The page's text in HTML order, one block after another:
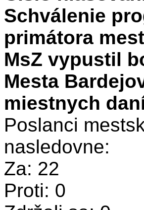
Schválenie
primátora
MsZ vypustil
Mesta
miestnych
Poslanci
nasledovne:
Za: 22
Proti: 0